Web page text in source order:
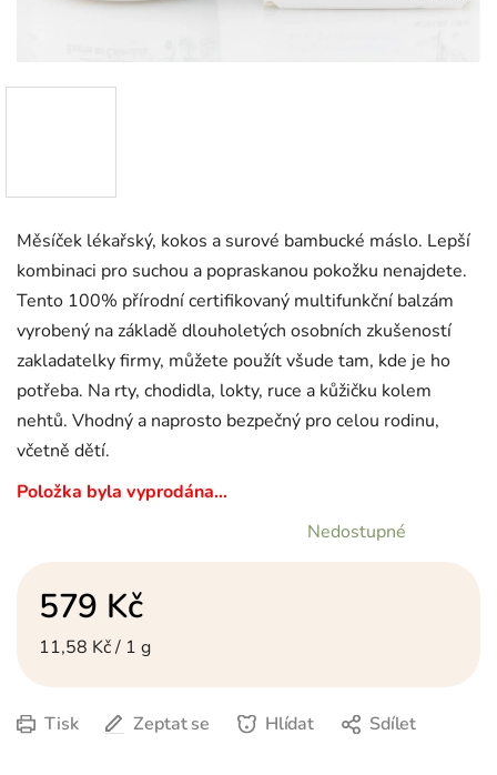
Měsíček lékařský, kokos a surové bambucké máslo. Lepší
kombinaci pro suchou a popraskanou pokožku nenajdete.
Tento 100% přírodní certifikovaný multifunkční balzám
vyrobený na základě dlouholetých osobních zkušeností
zakladatelky firmy, můžete použít všude tam, kde je ho
potřeba. Na rty, chodidla, lokty, ruce a kůžičku kolem
nehtů. Vhodný a naprosto bezpečný pro celou rodinu,
včetně dětí.
Položka byla vyprodána…
Nedostupné
579 Kč
Měrná cena:
11,58 Kč / 1 g
Tisk Zeptat se Hlídat Sdílet